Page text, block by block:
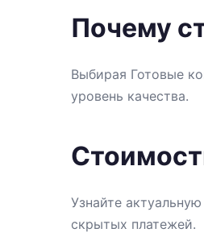
Почему
Выбирая Готовые
уровень качества.
Узнайте
скрытых платежей.